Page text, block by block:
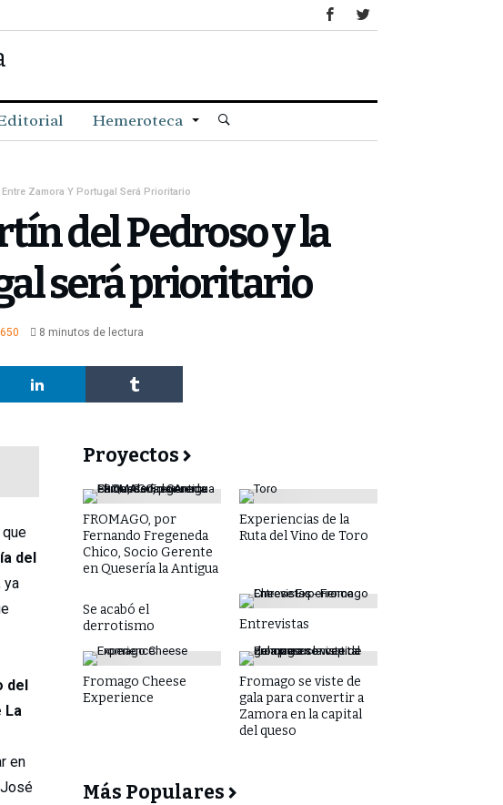
Hemeroteca
Zamora Y Portugal Será Prioritario
del Pedroso y la
será prioritario
650 8 minutos de lectura
del
ya
del
La
en
Proyectos
FROMAGO, por
Fernando Fregeneda
Chico, Socio Gerente
en Quesería la Antigua
Experiencias de la
Ruta del Vino de Toro
Se acabó el
derrotismo
Entrevistas
Fromago Cheese
Experience
Fromago se viste de
gala para convertir a
Zamora en la capital
del queso
Más Populares